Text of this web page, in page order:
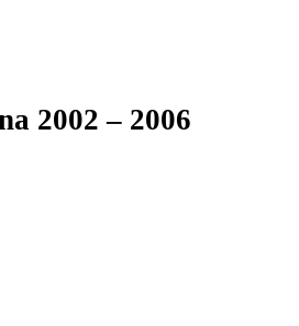
2002 – 2006